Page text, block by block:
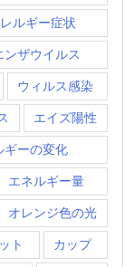
ルギー症状
ンザウイルス
ウィルス感染
エイズ陽性
ギーの変化
エネルギー量
オレンジ色の光
ト カップ